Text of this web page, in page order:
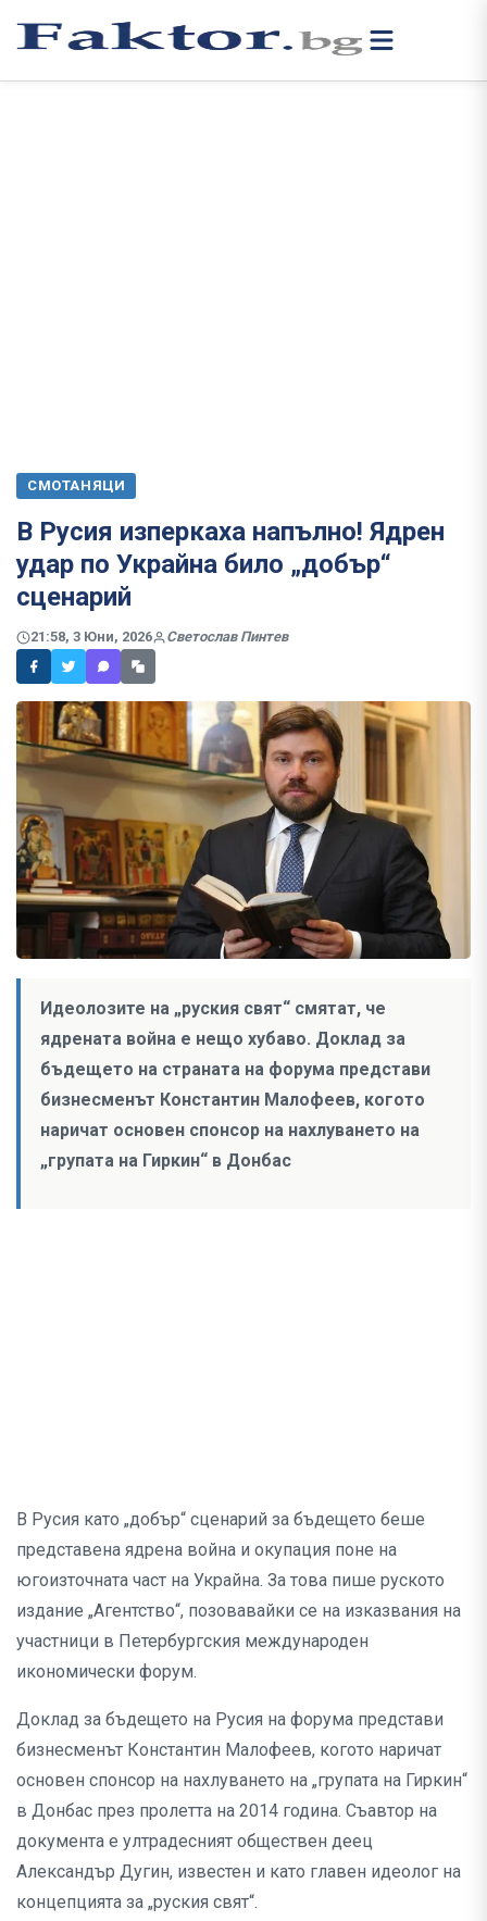
СМОТАНЯЦИ
В Русия изперкаха напълно! Ядрен
удар по Украйна било „добър“
сценарий
21:58, 3 Юни, 2026 Светослав Пинтев
Идеолозите на „руския свят“ смятат, че
ядрената война е нещо хубаво. Доклад за
бъдещето на страната на форума представи
бизнесменът Константин Малофеев, когото
наричат основен спонсор на нахлуването на
„групата на Гиркин“ в Донбас
В Русия като „добър“ сценарий за бъдещето беше
представена ядрена война и окупация поне на
югоизточната част на Украйна. За това пише руското
издание „Агентство“, позовавайки се на изказвания на
участници в Петербургския международен
икономически форум.
Доклад за бъдещето на Русия на форума представи
бизнесменът Константин Малофеев, когото наричат
основен спонсор на нахлуването на „групата на Гиркин“
в Донбас през пролетта на 2014 година. Съавтор на
документа е ултрадесният обществен деец
Александър Дугин, известен и като главен идеолог на
концепцията за „руския свят“.